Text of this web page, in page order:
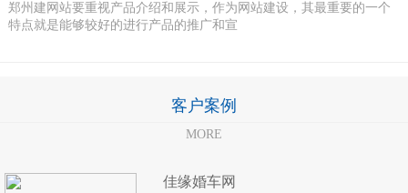
郑州建网站要重视产品介绍和展示，作为网站建设，其最重要的一个
特点就是能够较好的进行产品的推广和宣
客户案例
MORE
佳缘婚车网